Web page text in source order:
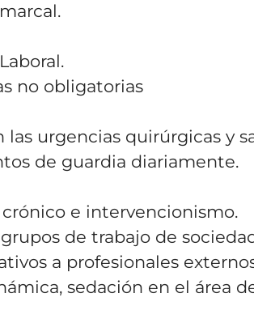
no obligatorias
urgencias quirúrgicas y
de guardia diariamente.
e intervencionismo.
de trabajo de
a profesionales
sedación en el área